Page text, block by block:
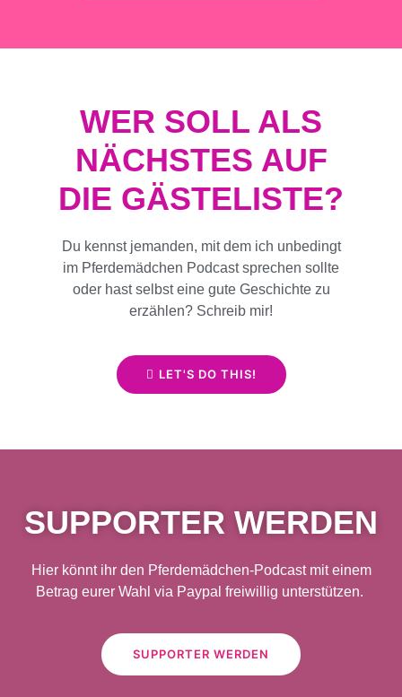
WER SOLL ALS
NÄCHSTES AUF
DIE GÄSTELISTE?
Du kennst jemanden, mit dem ich unbedingt
im Pferdemädchen Podcast sprechen sollte
oder hast selbst eine gute Geschichte zu
erzählen? Schreib mir!
LET'S DO THIS!
SUPPORTER WERDEN
Hier könnt ihr den Pferdemädchen-Podcast mit einem
Betrag eurer Wahl via Paypal freiwillig unterstützen.
SUPPORTER WERDEN